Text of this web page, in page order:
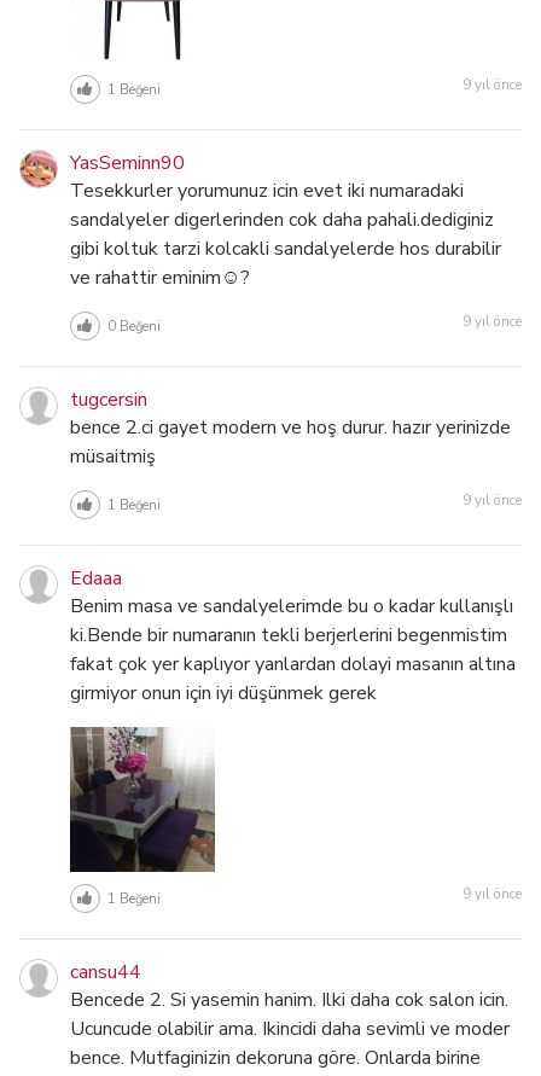
1 Beğeni 9 yıl önce
YasSeminn90
Tesekkurler yorumunuz icin evet iki numaradaki
sandalyeler digerlerinden cok daha pahali.dediginiz
gibi koltuk tarzi kolcakli sandalyelerde hos durabilir
ve rahattir eminim☺?
0Beğeni 9 yıl önce
tugcersin
bence 2.ci gayet modern ve hoş durur. hazır yerinizde
müsaitmiş
1 Beğeni 9 yıl önce
Edaaa
Benim masa ve sandalyelerimde bu o kadar kullanışlı
ki.Bende bir numaranın tekli berjerlerini begenmistim
fakat çok yer kaplıyor yanlardan dolayi masanın altına
girmiyor onun için iyi düşünmek gerek
1 Beğeni 9 yıl önce
cansu44
Bencede 2. Si yasemin hanim. Ilki daha cok salon icin.
Ucuncude olabilir ama. Ikincidi daha sevimli ve moder
bence. Mutfaginizin dekoruna göre. Onlarda birine